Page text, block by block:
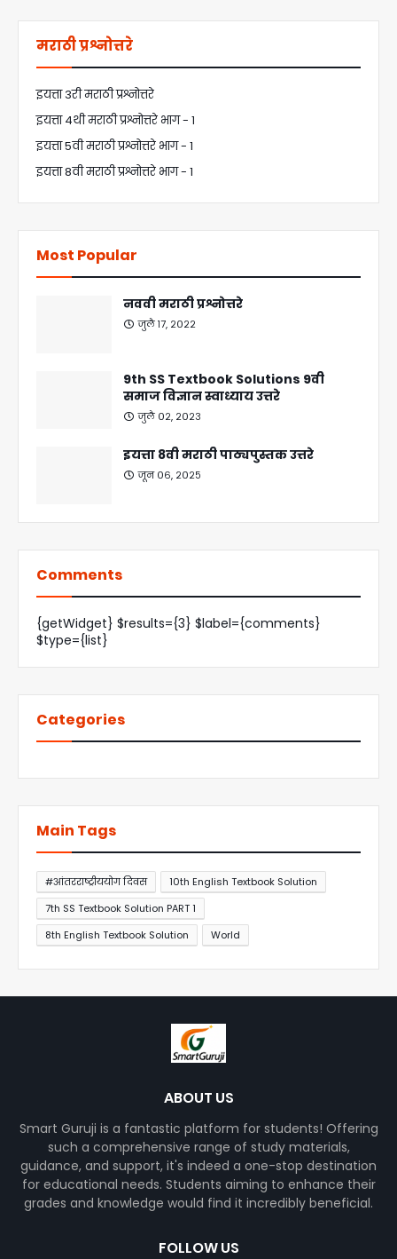
मराठी प्रश्नोत्तरे
इयत्ता 3री मराठी प्रश्नोत्तरे
इयत्ता 4थी मराठी प्रश्नोत्तरे भाग - 1
इयत्ता 5वी मराठी प्रश्नोत्तरे भाग - 1
इयत्ता 8वी मराठी प्रश्नोत्तरे भाग - 1
Most Popular
नववी मराठी प्रश्नोत्तरे
जुलै १७, २०२२
9th SS Textbook Solutions 9वी
समाज विज्ञान स्वाध्याय उत्तरे
जुलै ०२, २०२३
इयत्ता 8वी मराठी पाठ्यपुस्तक उत्तरे
जून ०६, २०२५
Comments
{getWidget} $results={3} $label={comments}
$type={list}
Categories
Main Tags
#आंतरराष्ट्रीययोग दिवस
10th English Textbook Solution
7th SS Textbook Solution PART 1
8th English Textbook Solution
World
ABOUT US
Smart Guruji is a fantastic platform for students! Offering
such a comprehensive range of study materials,
guidance, and support, it's indeed a one-stop destination
for educational needs. Students aiming to enhance their
grades and knowledge would find it incredibly beneficial.
FOLLOW US